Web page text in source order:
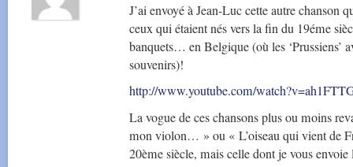
J’ai envoyé à Jean-Luc cette autre chanson
ceux qui étaient nés vers la fin du 19éme
banquets… en Belgique (où les ‘Prussiens’
souvenirs)!
http://www.youtube.com/
La vogue de ces chansons plus ou moins
mon violon… » ou « L’oiseau qui vient de
20ème siècle, mais celle dont je vous